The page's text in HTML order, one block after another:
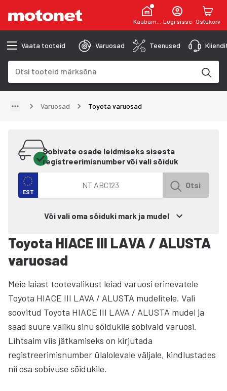
KaubamajaLogi sisse Ostukorv
Vaata tooteid Varuosad Teenused
Varuosad Toyota varuosad
Sobivate osade leidmiseks sisesta
registreerimisnumber või vali sõiduk
EST
Otsi autot registreerimisnumbri järgi
Otsi
Või vali oma sõiduki mark ja mudel
Toyota HIACE III LAVA / ALUSTA
varuosad
Meie laiast tootevalikust leiad varuosi erinevatele
Toyota HIACE III LAVA / ALUSTA mudelitele. Vali
soovitud Toyota HIACE III LAVA / ALUSTA mudel ja
saad suure valiku sinu sõidukile sobivaid varuosi.
Lihtsaim viis jätkamiseks on kirjutada
registreerimisnumber ülalolevale väljale, kindlustades
nii osa sobivuse sõidukile.